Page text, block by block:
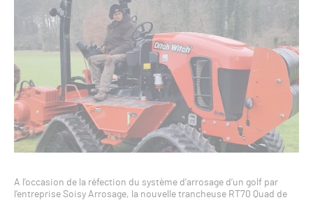
A l’occasion de la réfection du système d’arrosage d’un golf par
l’entreprise Soisy Arrosage, la nouvelle trancheuse RT70 Quad de